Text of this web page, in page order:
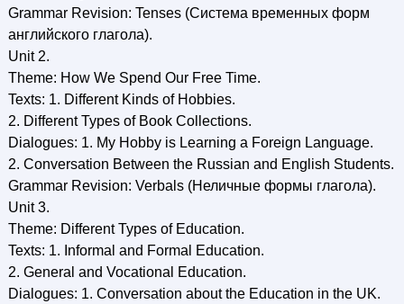
Grammar Revision: Tenses (Система временных форм
английского глагола).
Unit 2.
Theme: How We Spend Our Free Time.
Texts: 1. Different Kinds of Hobbies.
2. Different Types of Book Collections.
Dialogues: 1. My Hobby is Learning a Foreign Language.
2. Conversation Between the Russian and English Students.
Grammar Revision: Verbals (Неличные формы глагола).
Unit 3.
Theme: Different Types of Education.
Texts: 1. Informal and Formal Education.
2. General and Vocational Education.
Dialogues: 1. Conversation about the Education in the UK.